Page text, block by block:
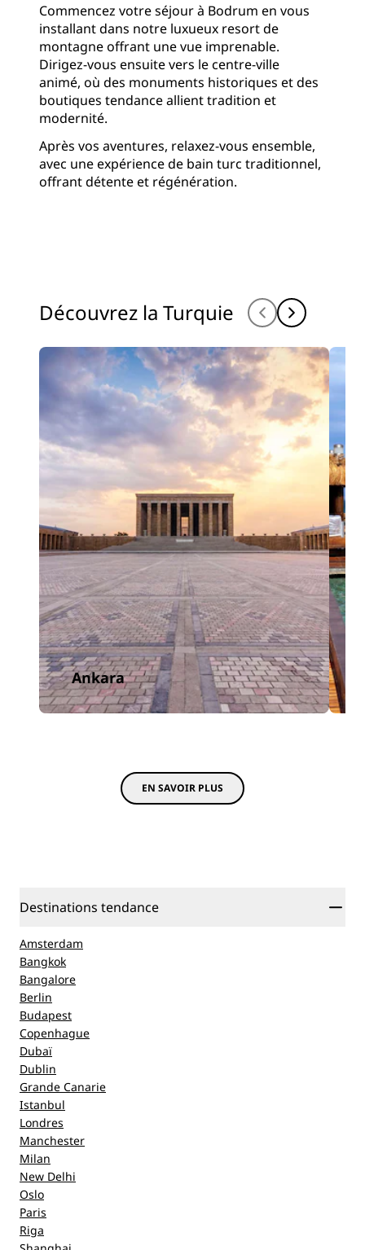
Commencez votre séjour à Bodrum en vous
installant dans notre luxueux resort de
montagne offrant une vue imprenable.
Dirigez-vous ensuite vers le centre-ville
animé, où des monuments historiques et des
boutiques tendance allient tradition et
modernité.
Après vos aventures, relaxez-vous ensemble,
avec une expérience de bain turc traditionnel,
offrant détente et régénération.
Découvrez la Turquie
Ankara
EN SAVOIR PLUS
Destinations tendance
Amsterdam
Bangkok
Bangalore
Berlin
Budapest
Copenhague
Dubaï
Dublin
Grande Canarie
Istanbul
Londres
Manchester
Milan
New Delhi
Oslo
Paris
Riga